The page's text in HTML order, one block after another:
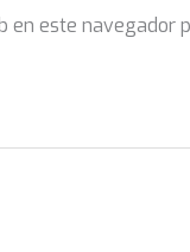
en este navegador